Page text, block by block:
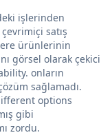
işlerinden
satış
ürünlerinin
görsel olarak çekici
onların
sağlamadı.
options
gibi
zordu.